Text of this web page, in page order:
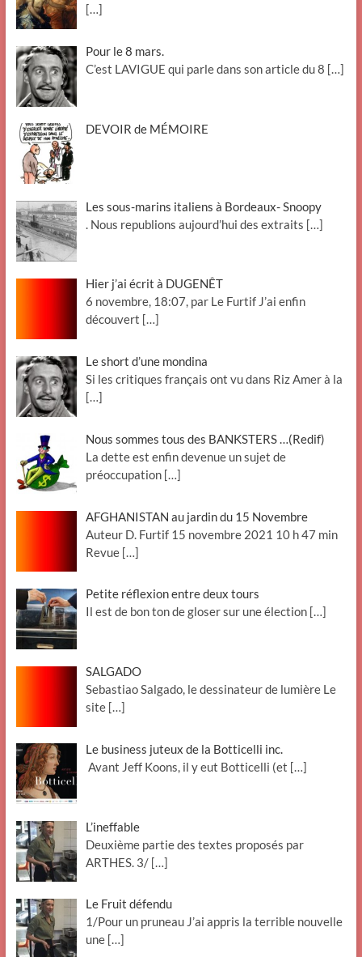
[…]
Pour le 8 mars.
C’est LAVIGUE qui parle dans son article du 8 […]
DEVOIR de MÉMOIRE
Les sous-marins italiens à Bordeaux- Snoopy
. Nous republions aujourd’hui des extraits […]
Hier j’ai écrit à DUGENÊT
6 novembre, 18:07, par Le Furtif J’ai enfin
découvert […]
Le short d’une mondina
Si les critiques français ont vu dans Riz Amer à la
[…]
Nous sommes tous des BANKSTERS …(Redif)
La dette est enfin devenue un sujet de
préoccupation […]
AFGHANISTAN au jardin du 15 Novembre
Auteur D. Furtif 15 novembre 2021 10 h 47 min
Revue […]
Petite réflexion entre deux tours
Il est de bon ton de gloser sur une élection […]
SALGADO
Sebastiao Salgado, le dessinateur de lumière Le
site […]
Le business juteux de la Botticelli inc.
Avant Jeff Koons, il y eut Botticelli (et […]
L’ineffable
Deuxième partie des textes proposés par
ARTHES. 3/ […]
Le Fruit défendu
1/Pour un pruneau J’ai appris la terrible nouvelle
une […]